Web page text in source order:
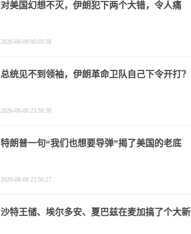
对美国幻想不灭，伊朗犯下两个大错，令人痛
2026-08-09 00:03:58
总统见不到领袖，伊朗革命卫队自己下令开打？
2026-08-08 23:59:30
特朗普一句“我们也想要导弹”揭了美国的老底
2026-08-08 23:56:27
沙特王储、埃尔多安、夏巴兹在麦加搞了个大新